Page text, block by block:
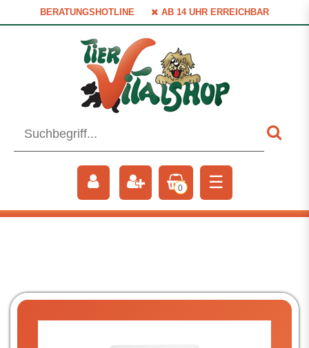
BERATUNGSHOTLINE AB 14 UHR ERREICHBAR
0 ☰